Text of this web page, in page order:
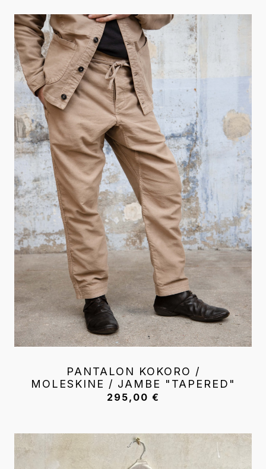
PANTALON KOKORO /
MOLESKINE / JAMBE "TAPERED"
295,00 €